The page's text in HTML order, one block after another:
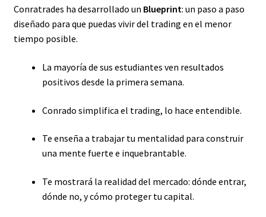
Conratrades ha desarrollado un Blueprint: un paso a paso
diseñado para que puedas vivir del trading en el menor
tiempo posible.
La mayoría de sus estudiantes ven resultados
positivos desde la primera semana.
Conrado simplifica el trading, lo hace entendible.
Te enseña a trabajar tu mentalidad para construir
una mente fuerte e inquebrantable.
Te mostrará la realidad del mercado: dónde entrar,
dónde no, y cómo proteger tu capital.